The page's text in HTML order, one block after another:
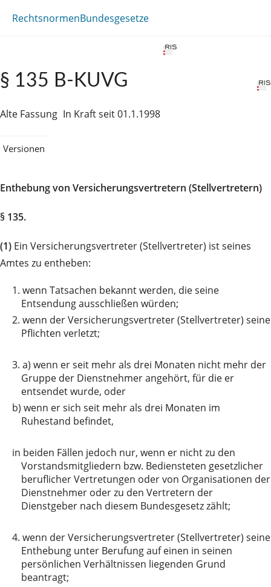
RechtsnormenBundesgesetze
§ 135 B-KUVG
Alte Fassung In Kraft seit 01.1.1998
Versionen
Enthebung von Versicherungsvertretern (Stellvertretern)
§ 135.
(1) Ein Versicherungsvertreter (Stellvertreter) ist seines
Amtes zu entheben:
1. wenn Tatsachen bekannt werden, die seine
Entsendung ausschließen würden;
2. wenn der Versicherungsvertreter (Stellvertreter) seine
Pflichten verletzt;
3. a) wenn er seit mehr als drei Monaten nicht mehr der
Gruppe der Dienstnehmer angehört, für die er
entsendet wurde, oder
b) wenn er sich seit mehr als drei Monaten im
Ruhestand befindet,
in beiden Fällen jedoch nur, wenn er nicht zu den
Vorstandsmitgliedern bzw. Bediensteten gesetzlicher
beruflicher Vertretungen oder von Organisationen der
Dienstnehmer oder zu den Vertretern der
Dienstgeber nach diesem Bundesgesetz zählt;
4. wenn der Versicherungsvertreter (Stellvertreter) seine
Enthebung unter Berufung auf einen in seinen
persönlichen Verhältnissen liegenden Grund
beantragt;